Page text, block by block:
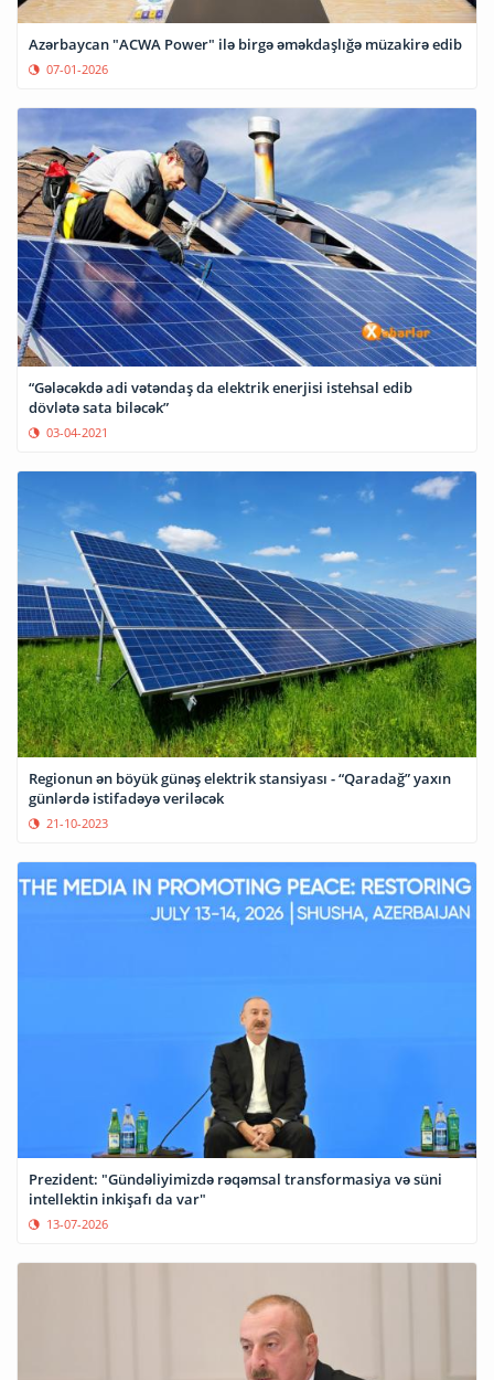
Azərbaycan "ACWA Power" ilə birgə əməkdaşlığə müzakirə edib
07-01-2026
“Gələcəkdə adi vətəndaş da elektrik enerjisi istehsal edib
dövlətə sata biləcək”
03-04-2021
Regionun ən böyük günəş elektrik stansiyası - “Qaradağ” yaxın
günlərdə istifadəyə veriləcək
21-10-2023
Prezident: "Gündəliyimizdə rəqəmsal transformasiya və süni
intellektin inkişafı da var"
13-07-2026